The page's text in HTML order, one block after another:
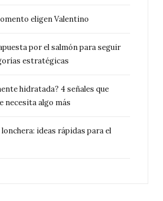
eligen Valentino
por el salmón para seguir
estratégicas
hidratada? 4 señales que
necesita algo más
lonchera: ideas rápidas para el